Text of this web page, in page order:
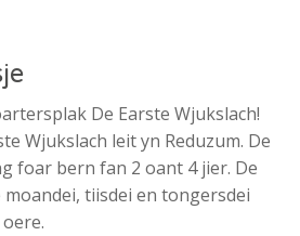
De Earste Wjukslach!
Wjukslach leit yn Reduzum. De
foar bern fan 2 oant 4 jier. De
tiisdei en tongersdei